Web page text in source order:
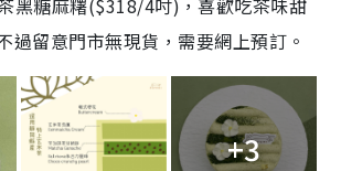
過留意門市無現貨，需要網上預訂。
+3